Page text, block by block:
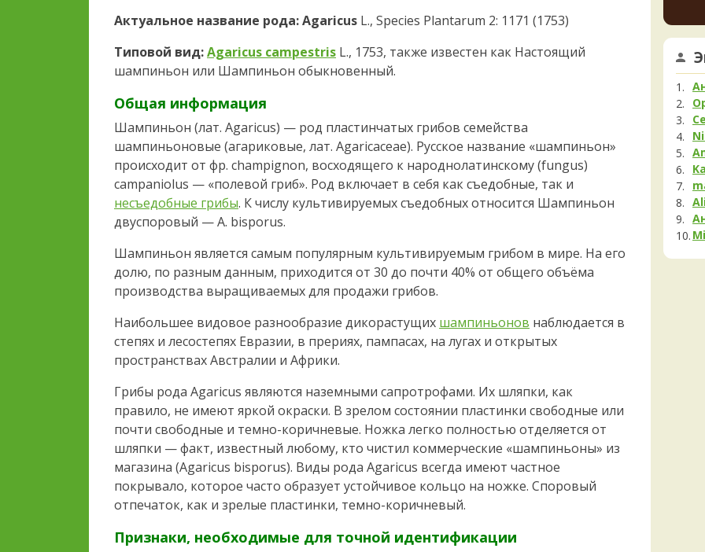
Актуальное название рода: Agaricus L., Species Plantarum 2: 1171 (1753)
Типовой вид:Agaricus campestris L., 1753, также известен как Настоящий
шампиньон или Шампиньон обыкновенный.
Общая информация
Шампиньон (лат. Agaricus) — род пластинчатых грибов семейства
шампиньоновые (агариковые, лат. Agaricaceae). Русское название «шампиньон»
происходит от фр. champignon, восходящего к народнолатинскому (fungus)
campaniolus — «полевой гриб». Род включает в себя как съедобные, так и
несъедобные грибы. К числу культивируемых съедобных относится Шампиньон
двуспоровый — A. bisporus.
Шампиньон является самым популярным культивируемым грибом в мире. На его
долю, по разным данным, приходится от 30 до почти 40% от общего объёма
производства выращиваемых для продажи грибов.
Наибольшее видовое разнообразие дикорастущих шампиньонов наблюдается в
степях и лесостепях Евразии, в прериях, пампасах, на лугах и открытых
пространствах Австралии и Африки.
Грибы рода Agaricus являются наземными сапротрофами. Их шляпки, как
правило, не имеют яркой окраски. В зрелом состоянии пластинки свободные или
почти свободные и темно-коричневые. Ножка легко полностью отделяется от
шляпки — факт, известный любому, кто чистил коммерческие «шампиньоны» из
магазина (Agaricus bisporus). Виды рода Agaricus всегда имеют частное
покрывало, которое часто образует устойчивое кольцо на ножке. Споровый
отпечаток, как и зрелые пластинки, темно-коричневый.
Признаки, необходимые для точной идентификации
но
края
2 дня